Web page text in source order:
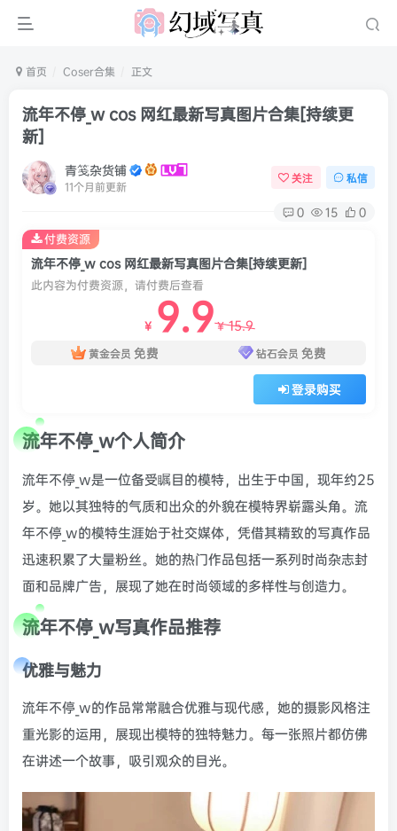
首页 Coser合集 正文
流年不停_w cos 网红最新写真图片合集[持续更
新]
青笺杂货铺
11个月前更新
关注 私信
0 15 0
流年不停_w cos 网红最新写真图片合集[持续更新]
此内容为付费资源，请付费后查看
￥ 9.9￥15.9
黄金会员 免费 钻石会员 免费
登录购买
付费资源
流年不停_w个人简介
流年不停_w是一位备受瞩目的模特，出生于中国，现年约25
岁。她以其独特的气质和出众的外貌在模特界崭露头角。流
年不停_w的模特生涯始于社交媒体，凭借其精致的写真作品
迅速积累了大量粉丝。她的热门作品包括一系列时尚杂志封
面和品牌广告，展现了她在时尚领域的多样性与创造力。
流年不停_w写真作品推荐
优雅与魅力
流年不停_w的作品常常融合优雅与现代感，她的摄影风格注
重光影的运用，展现出模特的独特魅力。每一张照片都仿佛
在讲述一个故事，吸引观众的目光。